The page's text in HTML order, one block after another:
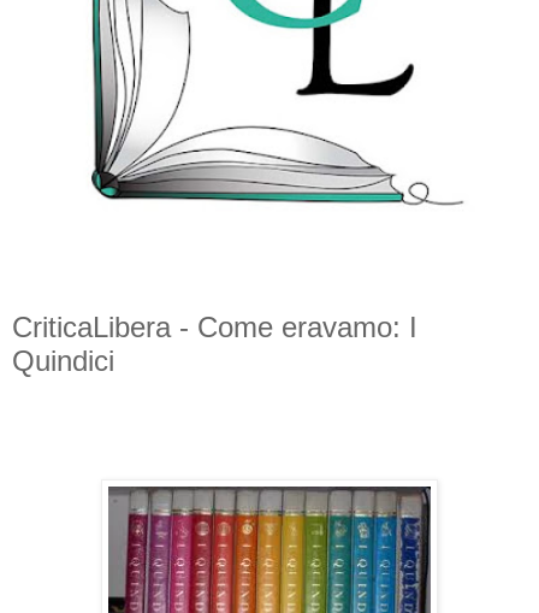
CriticaLibera - Come eravamo: I
Quindici